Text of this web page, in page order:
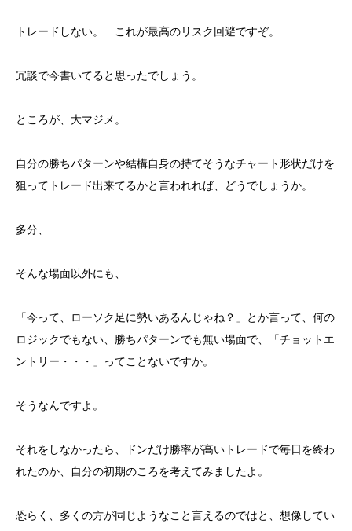
トレードしない。 これが最高のリスク回避ですぞ。
冗談で今書いてると思ったでしょう。
ところが、大マジメ。
自分の勝ちパターンや結構自身の持てそうなチャート形状だけを
狙ってトレード出来てるかと言われれば、どうでしょうか。
多分、
そんな場面以外にも、
「今って、ローソク足に勢いあるんじゃね？」とか言って、何の
ロジックでもない、勝ちパターンでも無い場面で、「チョットエ
ントリー・・・」ってことないですか。
そうなんですよ。
それをしなかったら、ドンだけ勝率が高いトレードで毎日を終わ
れたのか、自分の初期のころを考えてみましたよ。
恐らく、多くの方が同じようなこと言えるのではと、想像してい